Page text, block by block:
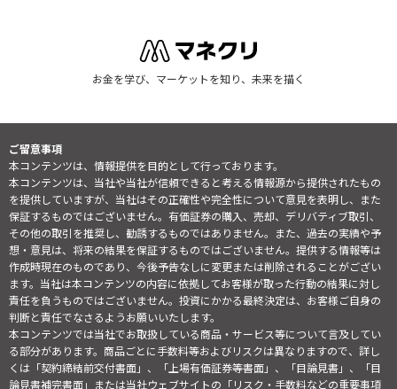
お金を学び、マーケットを知り、未来を描く
ご留意事項
本コンテンツは、情報提供を目的として行っております。
本コンテンツは、当社や当社が信頼できると考える情報源から提供されたもの
を提供していますが、当社はその正確性や完全性について意見を表明し、また
保証するものではございません。有価証券の購入、売却、デリバティブ取引、
その他の取引を推奨し、勧誘するものではありません。また、過去の実績や予
想・意見は、将来の結果を保証するものではございません。提供する情報等は
作成時現在のものであり、今後予告なしに変更または削除されることがござい
ます。当社は本コンテンツの内容に依拠してお客様が取った行動の結果に対し
責任を負うものではございません。投資にかかる最終決定は、お客様ご自身の
判断と責任でなさるようお願いいたします。
本コンテンツでは当社でお取扱している商品・サービス等について言及してい
る部分があります。商品ごとに手数料等およびリスクは異なりますので、詳し
くは「契約締結前交付書面」、「上場有価証券等書面」、「目論見書」、「目
論見書補完書面」または当社ウェブサイトの「リスク・手数料などの重要事項